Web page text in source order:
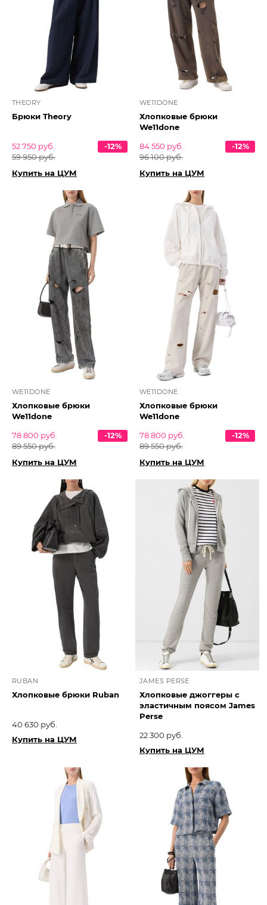
THEORY
Брюки Theory
52 750 руб.
59 950 руб.
-12%
Купить на ЦУМ
WE11DONE
Хлопковые брюки
We11done
84 550 руб.
96 100 руб.
-12%
Купить на ЦУМ
WE11DONE
Хлопковые брюки
We11done
78 800 руб.
89 550 руб.
-12%
Купить на ЦУМ
WE11DONE
Хлопковые брюки
We11done
78 800 руб.
89 550 руб.
-12%
Купить на ЦУМ
RUBAN
Хлопковые брюки Ruban
40 630 руб.
Купить на ЦУМ
JAMES PERSE
Хлопковые джоггеры с
эластичным поясом James
Perse
22 300 руб.
Купить на ЦУМ